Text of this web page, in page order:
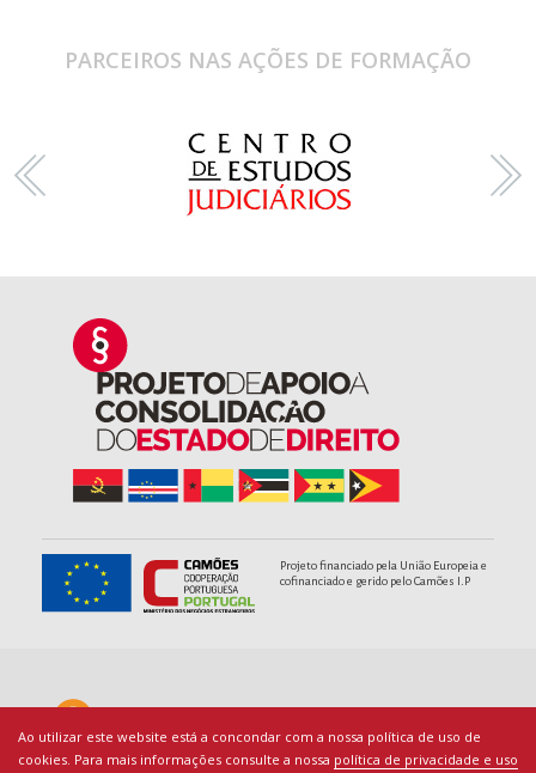
Ao utilizar este website está a concondar com a nossa política de uso de
cookies. Para mais informações consulte a nossa política de privacidade e uso
PARCEIROS NAS AÇÕES DE FORMAÇÃO
Projeto financiado pela União Europeia e
cofinanciado e gerido pelo Camões I.P